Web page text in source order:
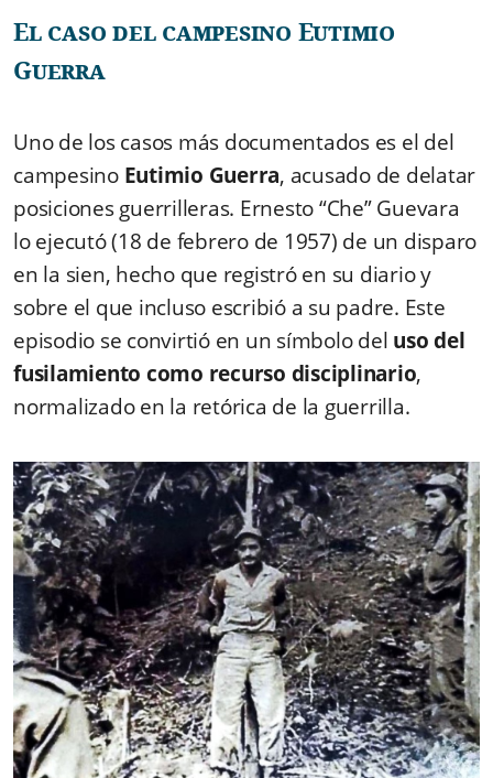
El caso del campesino Eutimio
Guerra
Uno de los casos más documentados es el del
campesino Eutimio Guerra, acusado de delatar
posiciones guerrilleras. Ernesto “Che” Guevara
lo ejecutó (18 de febrero de 1957) de un disparo
en la sien, hecho que registró en su diario y
sobre el que incluso escribió a su padre. Este
episodio se convirtió en un símbolo del uso del
fusilamiento como recurso disciplinario,
normalizado en la retórica de la guerrilla.